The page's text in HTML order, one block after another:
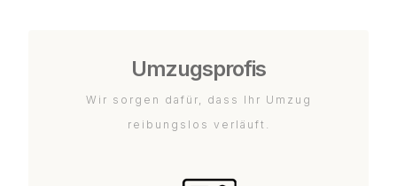
Umzugsprofis
Wir sorgen dafür, dass Ihr Umzug
reibungslos verläuft.